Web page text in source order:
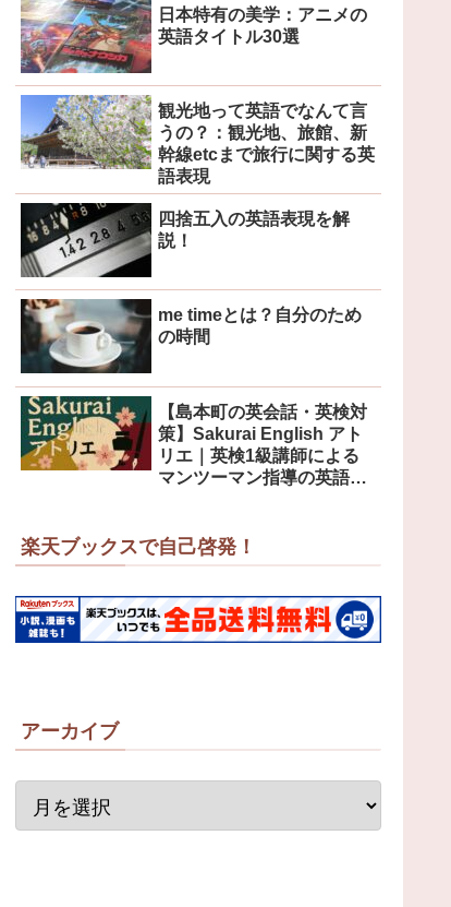
日本特有の美学：アニメの
英語タイトル30選
観光地って英語でなんて言
うの？：観光地、旅館、新
幹線etcまで旅行に関する英
語表現
四捨五入の英語表現を解
説！
me timeとは？自分のため
の時間
【島本町の英会話・英検対
策】Sakurai English アト
リエ｜英検1級講師による
マンツーマン指導の英語教
楽天ブックスで自己啓発！
アーカイブ